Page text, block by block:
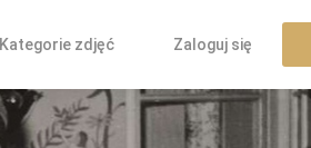
Kategorie zdjęć Zaloguj się